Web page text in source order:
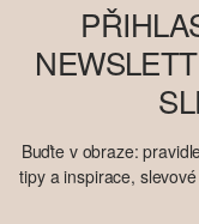
Buďte v obraze:
tipy a inspirace,